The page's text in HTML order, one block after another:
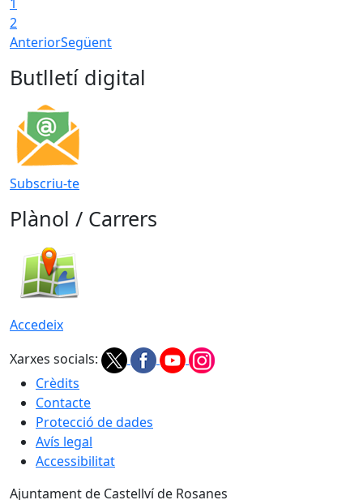
2
AnteriorSegüent
Butlletí digital
Subscriu-te
Plànol / Carrers
Accedeix
Xarxes socials:
Crèdits
Contacte
Protecció de dades
Avís legal
Accessibilitat
Ajuntament de Castellví de Rosanes